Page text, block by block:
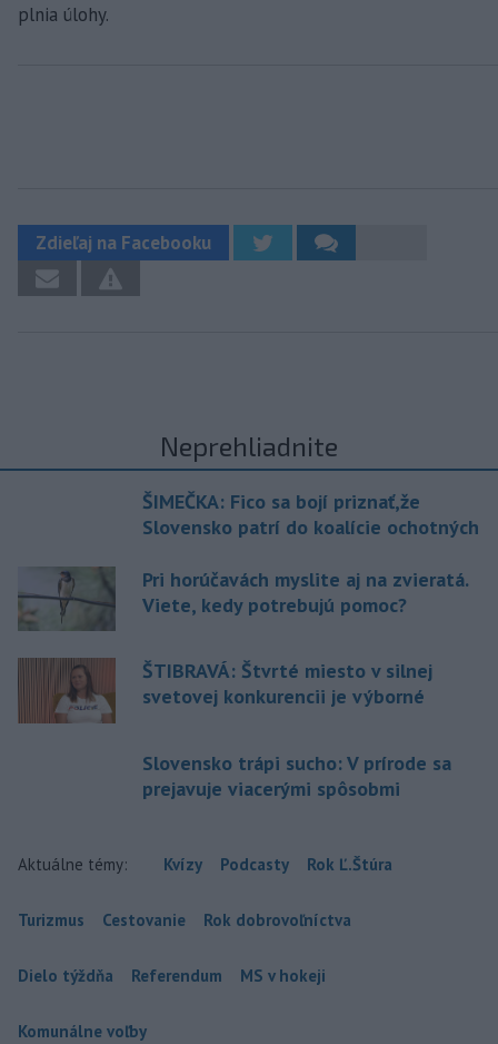
plnia úlohy.
Zdieľaj na Facebooku
Neprehliadnite
ŠIMEČKA: Fico sa bojí priznať,že
Slovensko patrí do koalície ochotných
Pri horúčavách myslite aj na zvieratá.
Viete, kedy potrebujú pomoc?
ŠTIBRAVÁ: Štvrté miesto v silnej
svetovej konkurencii je výborné
Slovensko trápi sucho: V prírode sa
prejavuje viacerými spôsobmi
Aktuálne témy: Kvízy Podcasty Rok Ľ.Štúra
Turizmus Cestovanie Rok dobrovoľníctva
Dielo týždňa Referendum MS v hokeji
Komunálne voľby